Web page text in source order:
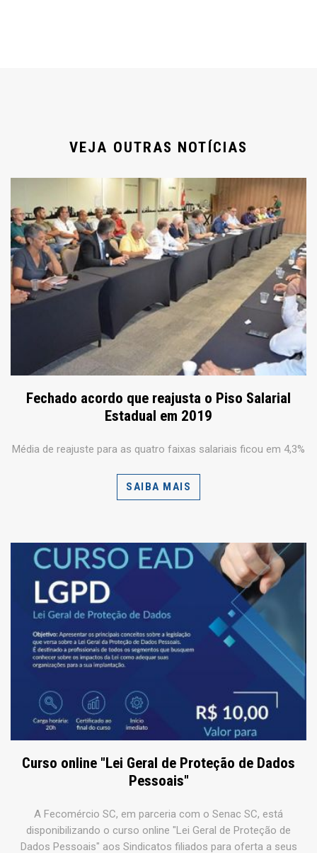
VEJA OUTRAS NOTÍCIAS
Fechado acordo que reajusta o Piso Salarial
Estadual em 2019
Média de reajuste para as quatro faixas salariais ficou em 4,3%
SAIBA MAIS
Curso online "Lei Geral de Proteção de Dados
Pessoais"
A Fecomércio SC, em parceria com o Senac SC, está
disponibilizando o curso online "Lei Geral de Proteção de
Dados Pessoais" aos Sindicatos filiados para oferta a seus